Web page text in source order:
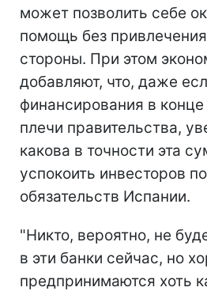
может позволить себе
помощь без
стороны. При этом
добавляют, что, даже
финансирования в
плечи правительства,
какова в точности эта
успокоить инвесторов
обязательств Испании.
"Никто, вероятно, не
в эти банки сейчас, но
предпринимаются хоть